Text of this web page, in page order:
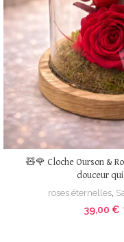
🧸🌹 Cloche Ourson &
douceur
roses éternelles
39,00 €